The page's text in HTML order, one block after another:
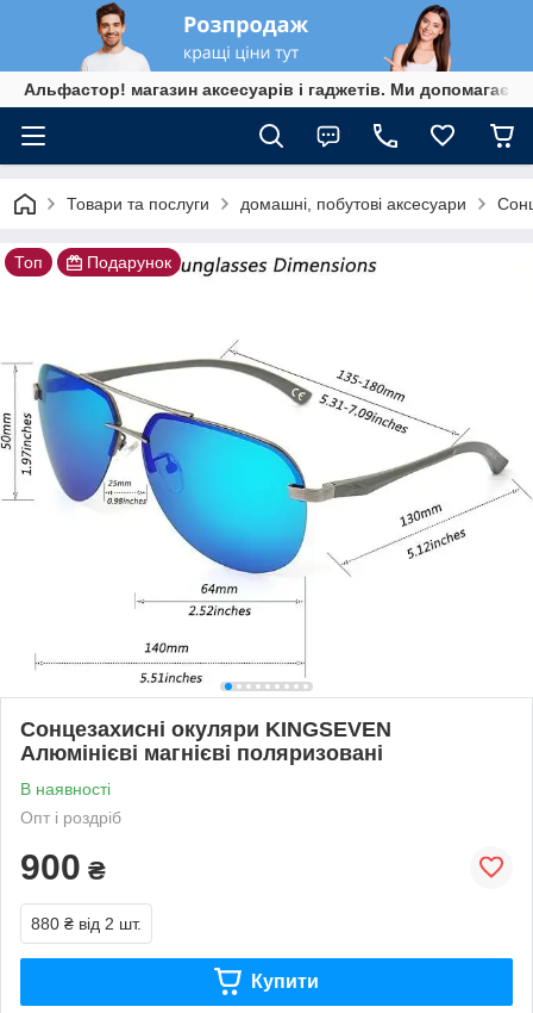
Альфастор! магазин аксесуарів і гаджетів. Ми
Товари та послуги домашні, побутові аксесуари
Топ Подарунок
Сонцезахисні окуляри KINGSEVEN
Алюмінієві магнієві поляризовані
В наявності
Опт і роздріб
900 ₴
880 ₴ від 2 шт.
Купити